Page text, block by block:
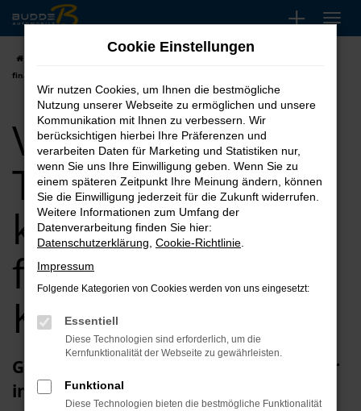
Zum
Hauptinhalt
springen
VW T6.1 Transporter kaufen, leasen,
finanzieren für Köln
VW T6.1
Transporter
kaufen, leasen,
finanzieren für
Köln
Glückwunsch zum VW T6.1 Transporter
in Köln
Cookie Einstellungen
Wir nutzen Cookies, um Ihnen die bestmögliche
Nutzung unserer Webseite zu ermöglichen und unsere
Kommunikation mit Ihnen zu verbessern. Wir
berücksichtigen hierbei Ihre Präferenzen und
verarbeiten Daten für Marketing und Statistiken nur,
wenn Sie uns Ihre Einwilligung geben. Wenn Sie zu
einem späteren Zeitpunkt Ihre Meinung ändern, können
Sie die Einwilligung jederzeit für die Zukunft widerrufen.
Weitere Informationen zum Umfang der
Datenverarbeitung finden Sie hier:
Datenschutzerklärung Cookie-Richtlinie
Impressum
Folgende Kategorien von Cookies werden von uns eingesetzt:
Essentiell
Diese Technologien sind erforderlich, um die
Kernfunktionalität der Webseite zu gewährleisten.
Funktional
Diese Technologien bieten die bestmögliche Funktionalität